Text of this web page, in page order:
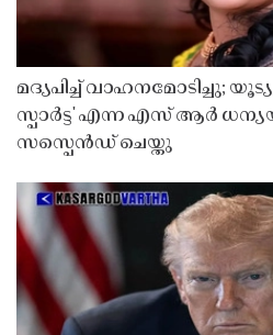
മദ്യപിച്ച്
സ്പാർട്ട' എന്ന എസ് ആർ
സസ്പെൻഡ് ചെയ്തു ​​​​​​​